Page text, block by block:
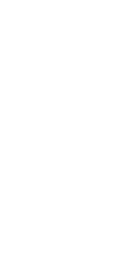
以及这些实验将
说，我不会把每